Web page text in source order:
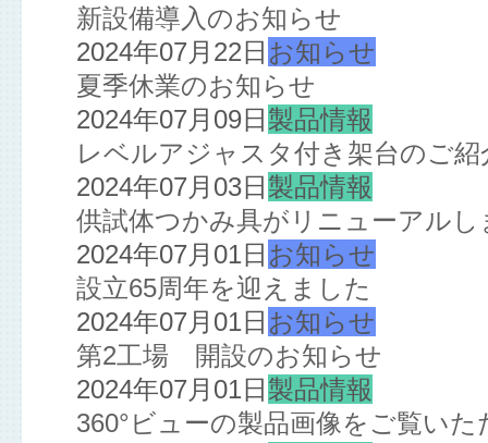
新設備導入のお知らせ
2024年07月22日 お知らせ
夏季休業のお知らせ
2024年07月09日 製品情報
レベルアジャスタ付き架台のご紹
2024年07月03日 製品情報
供試体つかみ具がリニューアルし
2024年07月01日 お知らせ
設立65周年を迎えました
2024年07月01日 お知らせ
第2工場 開設のお知らせ
2024年07月01日 製品情報
360°ビューの製品画像をご覧いた